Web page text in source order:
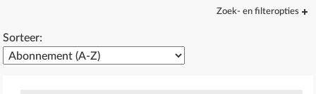
Zoek- en filteropties
Sorteer: